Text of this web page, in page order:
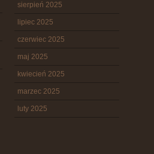
sierpień 2025
lipiec 2025
czerwiec 2025
maj 2025
kwiecień 2025
marzec 2025
luty 2025